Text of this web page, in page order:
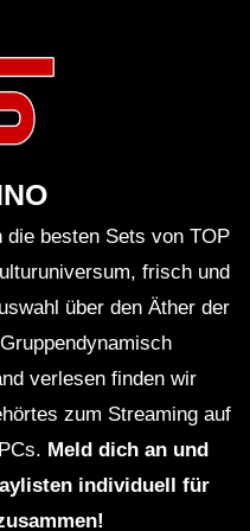
sind notwendig, ebenso
trägt zur Stimmung bei
ein Erfolg wird.
klären. Im besten Fall
sodass es nicht zu
die besten Sets von TOP
frisch und
über den Äther der
verlesen finden wir
zum Streaming auf
Meld dich an und
individuell für